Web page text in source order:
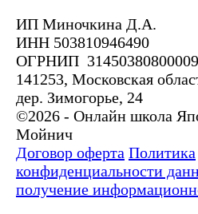
ИП Миночкина Д.А.
ИНН 503810946490
ОГРНИП
141253, Московская
дер. Зимогорье, 24
©2026 - Онлайн школа
Мойнич
Договор оферта Политика
конфиденциальности
получение